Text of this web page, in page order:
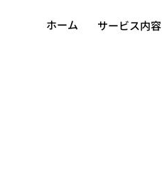
ホーム サービス内容